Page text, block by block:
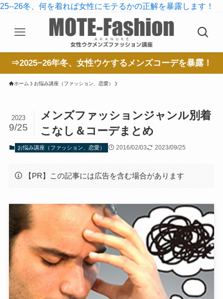
25--26冬、何を着れば女性にモテるかの正解を暴露します！
⇒2025−26年冬、女性ウケするメンズコーデを暴露！
ホーム お悩み講座（ファッション、恋愛）
メンズファッションジャンル別着
こなし＆コーデまとめ
2023
9/25
お悩み講座（ファッション、恋愛） 2016/02/03 2023/09/25
【PR】この記事には広告を含む場合があります